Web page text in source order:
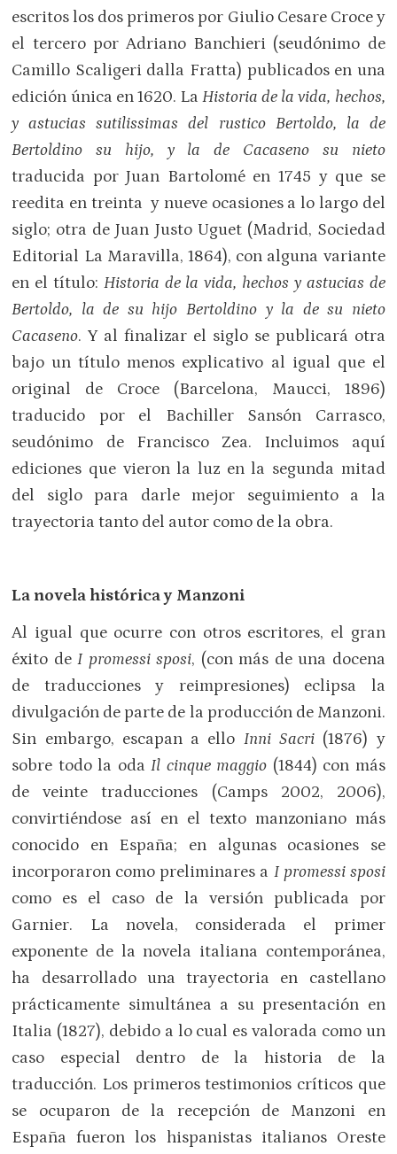
escritos los dos primeros por Giulio Cesare Croce y
el tercero por Adriano Banchieri (seudónimo de
Camillo Scaligeri dalla Fratta) publicados en una
edición única en 1620. LaHistoria de la vida, hechos,
y astucias sutilissimas del rustico Bertoldo, la de
Bertoldino su hijo, y la de Cacaseno su nieto
traducida por Juan Bartolomé en 1745 y que se
reedita en treinta y nueve ocasiones a lo largo del
siglo; otra de Juan Justo Uguet (Madrid, Sociedad
Editorial La Maravilla, 1864), con alguna variante
en el título: Historia de la vida, hechos y astucias de
Bertoldo, la de su hijo Bertoldino y la de su nieto
Cacaseno. Y al finalizar el siglo se publicará otra
bajo un título menos explicativo al igual que el
original de Croce (Barcelona, Maucci, 1896)
traducido por el Bachiller Sansón Carrasco,
seudónimo de Francisco Zea. Incluimos aquí
ediciones que vieron la luz en la segunda mitad
del siglo para darle mejor seguimiento a la
trayectoria tanto del autor como de la obra.
La novela histórica y Manzoni
Al igual que ocurre con otros escritores, el gran
éxito deI promessi sposi, (con más de una docena
de traducciones y reimpresiones) eclipsa la
divulgación de parte de la producción de Manzoni.
Sin embargo, escapan a ello Inni Sacri (1876) y
sobre todo la odaIl cinque maggio (1844) con más
de veinte traducciones (Camps 2002, 2006),
convirtiéndose así en el texto manzoniano más
conocido en España; en algunas ocasiones se
incorporaron como preliminares a I promessi sposi
como es el caso de la versión publicada por
Garnier. La novela, considerada el primer
exponente de la novela italiana contemporánea,
ha desarrollado una trayectoria en castellano
prácticamente simultánea a su presentación en
Italia (1827), debido a lo cual es valorada como un
caso especial dentro de la historia de la
traducción. Los primeros testimonios críticos que
se ocuparon de la recepción de Manzoni en
España fueron los hispanistas italianos Oreste